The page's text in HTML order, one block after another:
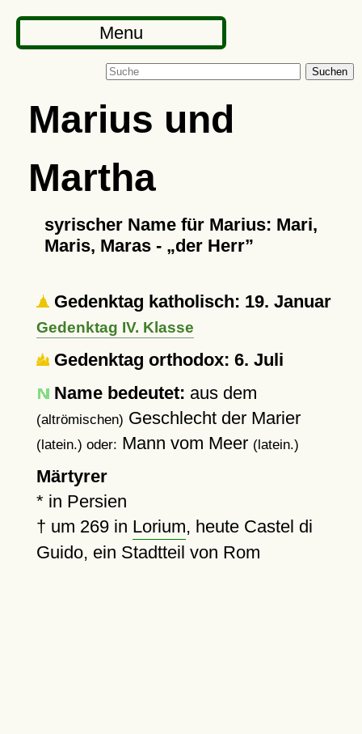
Menu
Suchen
Marius und
Martha
syrischer Name für Marius: Mari,
Maris, Maras -
der Herr
Gedenktag katholisch: 19. Januar
Gedenktag IV. Klasse
Gedenktag orthodox: 6. Juli
Name bedeutet: aus dem
(altrömischen) Geschlecht der Marier
(latein.) oder: Mann vom Meer (latein.)
Märtyrer
* in Persien
† um 269in Lorium, heute Castel di
Guido, ein Stadtteil von Rom